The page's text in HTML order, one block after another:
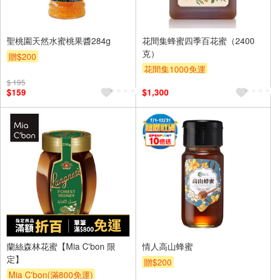
聖桃園天然水蜜桃果醬284g
贈$200
$ 195
$159
花間集蜂蜜四季百花蜜（2400
克）
花間集1000免運
$1,300
蘭絲森林花蜜【Mia C'bon 限
定】
Mia C'bon(滿800免運)
情人高山蜂蜜
贈$200